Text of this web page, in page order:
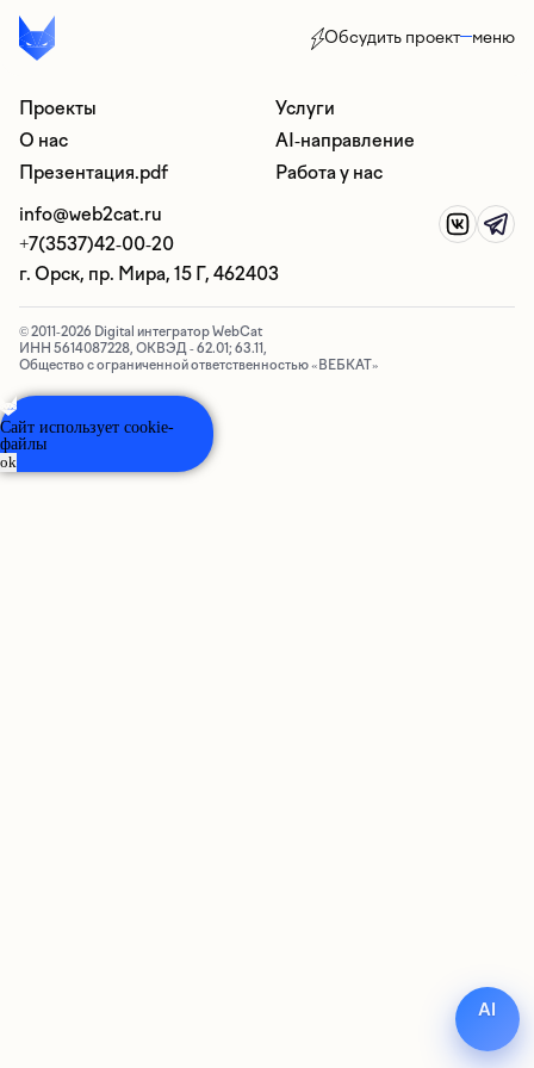
Обсудить проект меню
Проекты
Услуги
О нас
AI-направление
Презентация.pdf
Работа у нас
+7(3537)42-00-20
info@web2cat.ru
г. Орск, пр. Мира, 15 Г, 462403
© 2011-2026 Digital интегратор WebCat
ИНН 5614087228, ОКВЭД - 62.01; 63.11,
Общество с ограниченной ответственностью «ВЕБКАТ»
Сайт использует cookie-
файлы
ok
AI ассистент
Ответит на некоторые ваши вопросы